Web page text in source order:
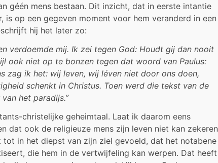
géén mens bestaan. Dit inzicht, dat in eerste intantie
op een gegeven moment voor hem veranderd in een
hij het later zo:
verdoemde mij. Ik zei tegen God: Houdt gij dan nooit
ook niet op te bonzen tegen dat woord van Paulus:
zag ik het: wij leven, wij léven niet door ons doen,
schenkt in Christus. Toen werd die tekst van de
het paradijs.”
christelijke geheimtaal. Laat ik daarom eens
dat ook de religieuze mens zijn leven niet kan zekeren
in het diepst van zijn ziel gevoeld, dat het notabene
die hem in de vertwijfeling kan werpen. Dat heeft